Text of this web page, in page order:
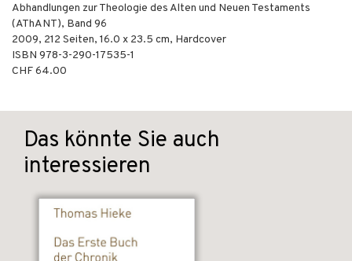
Abhandlungen zur Theologie des Alten und Neuen Testaments
(AThANT), Band 96
2009, 212 Seiten, 16.0 x 23.5 cm, Hardcover
ISBN 978-3-290-17535-1
CHF 64.00
Das könnte Sie auch
interessieren